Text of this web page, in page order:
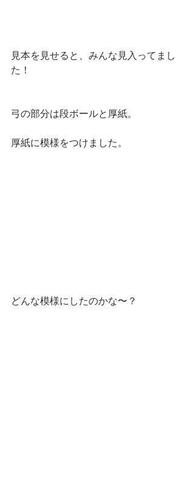
見本を見せると、みんな見入ってまし
た！
弓の部分は段ボールと厚紙。
厚紙に模様をつけました。
どんな模様にしたのかな〜？